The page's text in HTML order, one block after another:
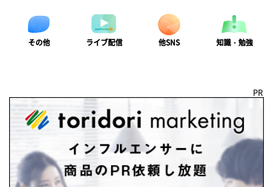
その他 ライブ配信 他SNS 知識・勉強
PR